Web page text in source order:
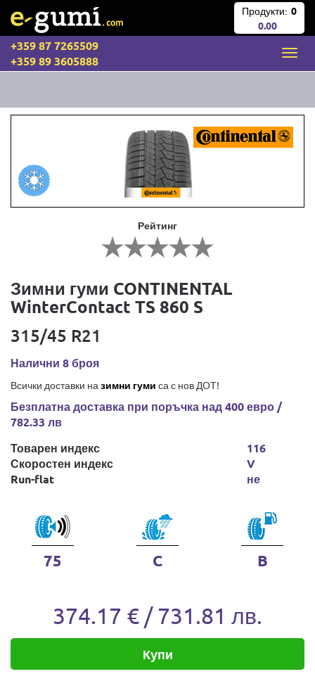
Продукти: 0
0.00
+359 87 7265509
+359 89 3605888
Рейтинг
Зимни гуми CONTINENTAL
WinterContact TS 860 S
315/45 R21
Налични 8 броя
Всички доставки на зимни гуми са с нов ДОТ!
Безплатна доставка при поръчка над 400 евро /
782.33 лв
Товарен индекс
Скоростен индекс
Run-flat
116
V
не
75 C B
374.17 € / 731.81 лв.
Купи